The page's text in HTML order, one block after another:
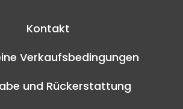
Kontakt
Verkaufsbedingungen
und Rückerstattung